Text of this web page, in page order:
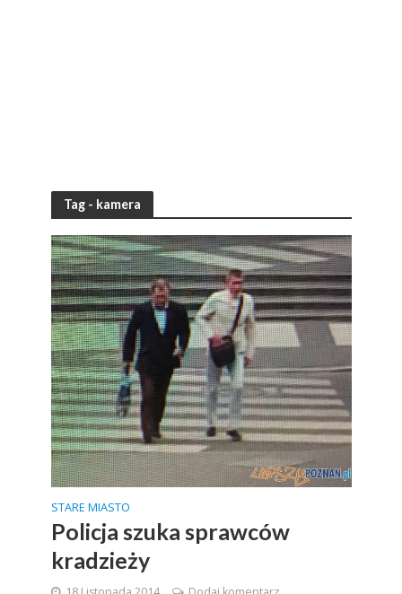
Tag - kamera
STARE MIASTO
Policja szuka sprawców
kradzieży